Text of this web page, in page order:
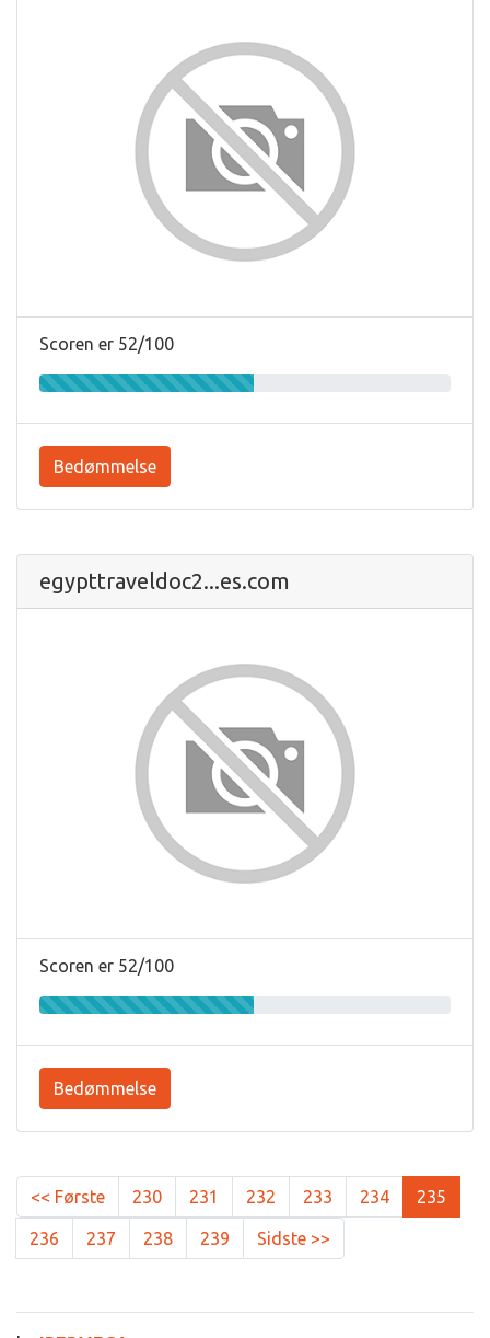
Scoren er 52/100
Bedømmelse
egypttraveldoc2...es.com
Scoren er 52/100
Bedømmelse
<< Første 230 231 232 233 234 235
236 237 238 239 Sidste >>